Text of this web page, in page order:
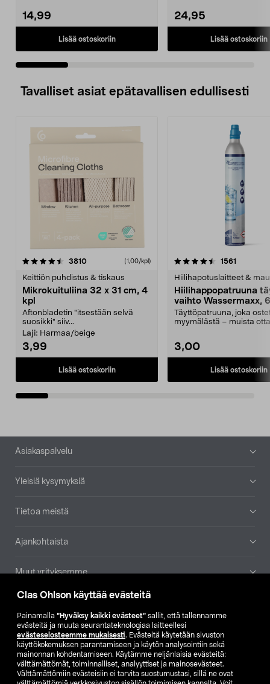
Clas Ohlson käyttää evästeitä
Painamalla ”Hyväksy kaikki evästeet” sallit, että tallennamme
evästeitä ja muuta seurantateknologiaa laitteellesi
evästeselosteemme mukaisesti. Evästeitä käytetään sivuston
käyttökokemuksen parantamiseen ja käytön analysointiin sekä
mainonnan kohdentamiseen. Käytämme neljänlaisia evästeitä:
välttämättömät, toiminnalliset, analyyttiset ja mainosevästeet.
Välttämättömiin evästeisiin ei tarvita suostumustasi, sillä ne ovat
14,99
Lisää ostoskoriin
24,95
Lisää ostoskoriin
Tavalliset asiat epätavallisen edullisesti
3810arvostelut (1,00/kpl)
Keittiön puhdistus & tiskaus
Mikrokuituliina 32 x 31 cm, 4
kpl
Aftonbladetin "itsestään selvä
suosikki" siiv...
Laji: Harmaa/beige
3,99
Lisää ostoskoriin
4.5viidestä
1561
Hiilihapotuslaitteet &
Hiilihappopatruuna
vaihto Wassermaxx,
Täyttöpatruuna, joka
myymälästä – muista
3,00
Lisää ostoskoriin
4.5viidestä
Alatunniste
Asiakaspalvelu
Yleisiä kysymyksiä
Tietoa meistä
Ajankohtaista
Muut yrityksemme
Etsi myymälä
SE NO FI
FI SV